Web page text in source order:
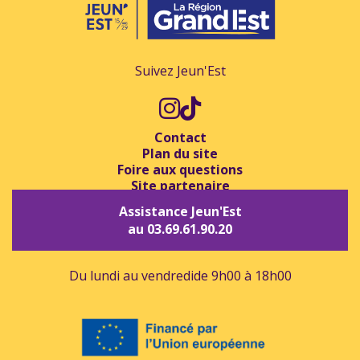
Suivez Jeun'Est
Contact
Plan du site
Foire aux questions
Site partenaire
Assistance Jeun'Est
au 03.69.61.90.20
Du lundi au vendredide 9h00 à 18h00